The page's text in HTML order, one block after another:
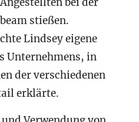
stießen.
Lindsey eigene
Unternehmens, in
der verschiedenen
erklärte.